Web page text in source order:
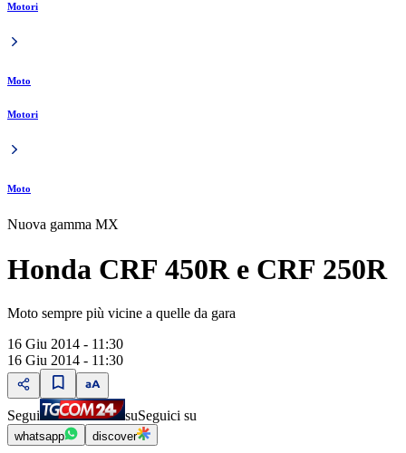
Motori
Moto
Motori
Moto
Nuova gamma MX
Honda CRF 450R e CRF 250R
Moto sempre più vicine a quelle da gara
16 Giu 2014 - 11:30
16 Giu 2014 - 11:30
Segui suSeguici su
whatsapp discover